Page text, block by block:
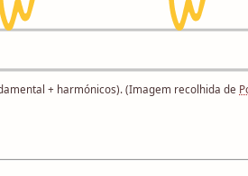
+ harmónicos). (Imagem recolhida de